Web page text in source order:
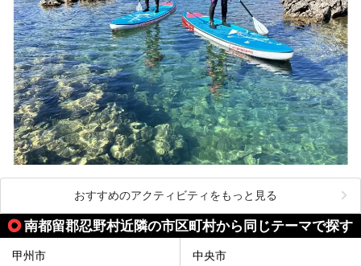
おすすめのアクティビティをもっと見る
南都留郡忍野村近隣の市区町村から同じテーマで探す
甲州市 中央市